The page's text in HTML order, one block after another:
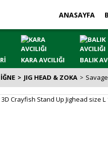
ANASAYFA
KARA AVCILIĞI BALIK
İĞNE JIG HEAD & ZOKA